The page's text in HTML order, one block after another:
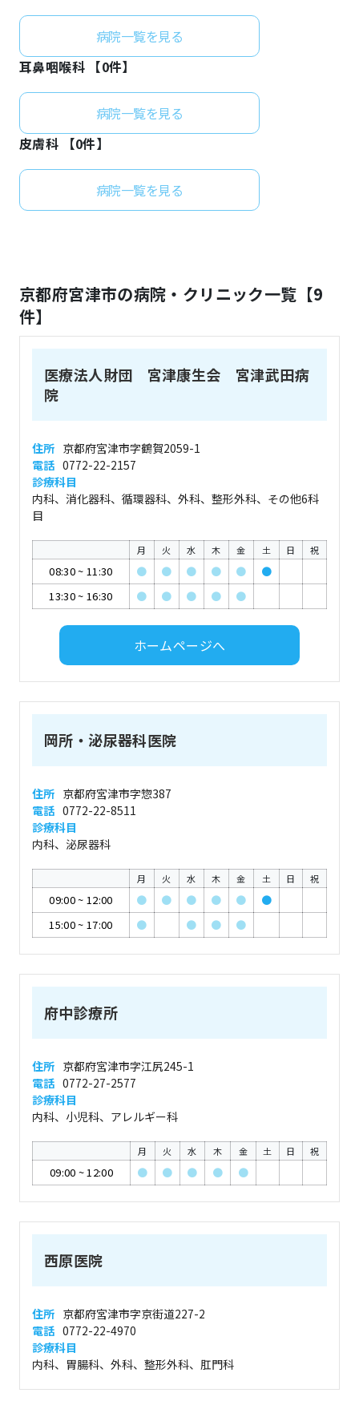
病院一覧を見る
耳鼻咽喉科 【0件】
病院一覧を見る
皮膚科 【0件】
病院一覧を見る
京都府宮津市の病院・クリニック一覧【9
件】
医療法人財団 宮津康生会 宮津武田病
院
住所 京都府宮津市字鶴賀2059-1
電話 0772-22-2157
診療科目
内科、消化器科、循環器科、外科、整形外科、その他6科
目
月 火 水 木 金 土 日 祝
08:30~ 11:30 ● ● ● ● ●
●
13:30~ 16:30 ● ● ● ● ●
ホームページへ
岡所・泌尿器科医院
住所 京都府宮津市字惣387
電話 0772-22-8511
診療科目
内科、泌尿器科
月 火 水 木 金 土 日 祝
09:00~ 12:00 ● ● ● ● ●
●
15:00~ 17:00 ● ● ● ●
府中診療所
住所 京都府宮津市字江尻245-1
電話 0772-27-2577
診療科目
内科、小児科、アレルギー科
月 火 水 木 金 土 日 祝
09:00 ~12:00 ● ● ● ● ●
西原医院
住所 京都府宮津市字京街道227-2
電話 0772-22-4970
診療科目
内科、胃腸科、外科、整形外科、肛門科